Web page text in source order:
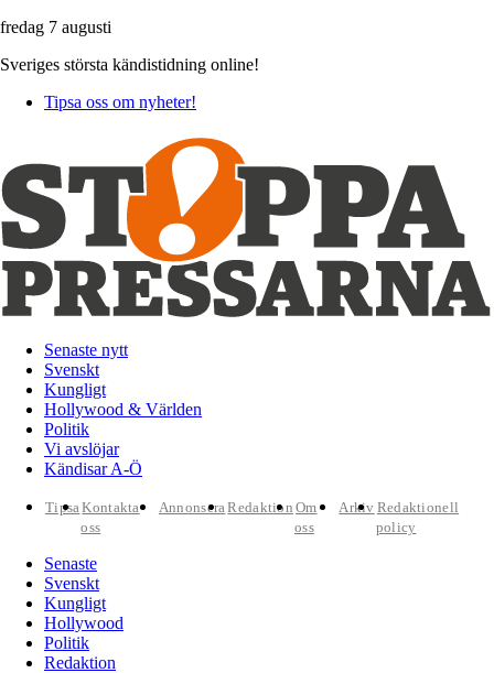
fredag 7 augusti
Sveriges största kändistidning online!
Tipsa oss om nyheter!
Senaste nytt
Svenskt
Kungligt
Hollywood & Världen
Politik
Vi avslöjar
Kändisar A-Ö
TipsaKontakta
oss
AnnonseraRedaktion Om
oss
Arkiv Redaktionell
policy
Senaste
Svenskt
Kungligt
Hollywood
Politik
Redaktion